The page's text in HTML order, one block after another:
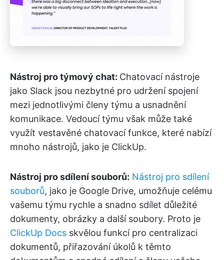
Nástroj pro týmový chat: Chatovací nástroje
jako Slack jsou nezbytné pro udržení spojení
mezi jednotlivými členy týmu a usnadnění
komunikace. Vedoucí týmu však může také
využít vestavěné chatovací funkce, které nabízí
mnoho nástrojů, jako je ClickUp.
Nástroj pro sdílení souborů: Nástroj pro sdílení
souborů, jako je Google Drive, umožňuje celému
vašemu týmu rychle a snadno sdílet důležité
dokumenty, obrázky a další soubory. Proto je
ClickUp Docs skvělou funkcí pro centralizaci
dokumentů, přiřazování úkolů k těmto